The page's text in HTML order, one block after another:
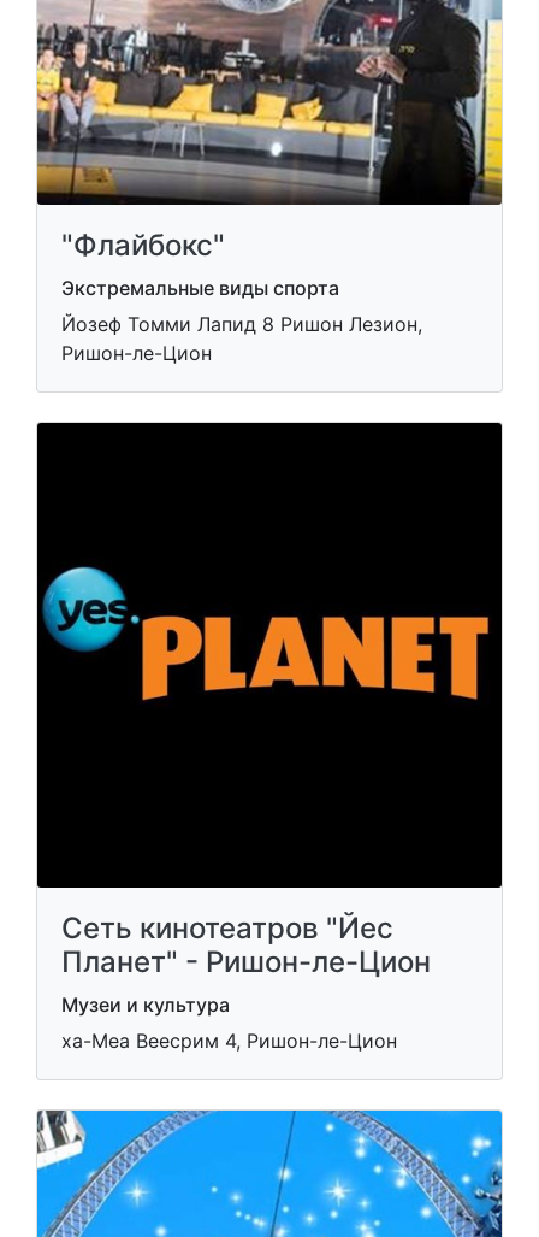
"Флайбокс"
Экстремальные виды спорта
Йозеф Томми Лапид 8 Ришон Лезион,
Ришон-ле-Цион
Сеть кинотеатров "Йес
Планет" - Ришон-ле-Цион
Музеи и культура
ха-Меа Веесрим 4, Ришон-ле-Цион